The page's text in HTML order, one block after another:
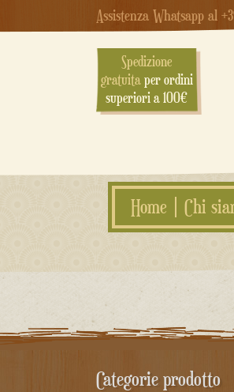
Assistenza Whatsapp al
Spedizione
gratuitaper ordini
superiori a 100€
Home Chi
Salta
contenuto
Categorie prodotto